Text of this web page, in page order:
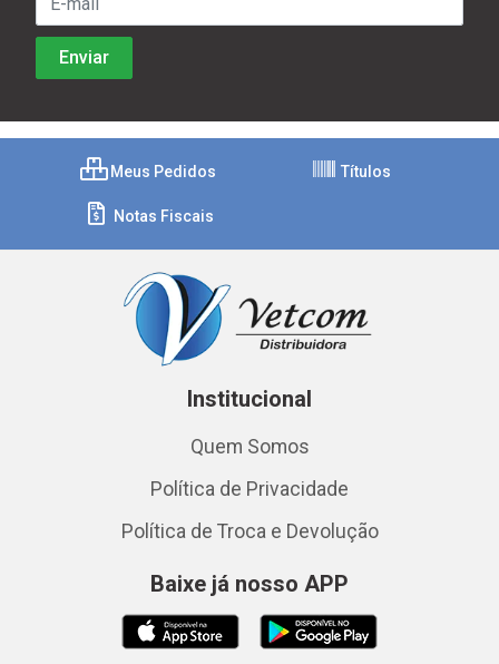
Meus Pedidos Títulos
Notas Fiscais
Institucional
Quem Somos
Política de Privacidade
Política de Troca e Devolução
Baixe já nosso APP